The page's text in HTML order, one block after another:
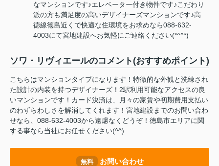
なマンションです♪エレベーター付き物件です♪こだわり
派の方も満足度の高いデザイナーズマンションです♪高
徳線徳島近くで快適な住環境をお求めなら088-632-
4003にて宮地建設へお気軽にご連絡ください(*^^*)
ソワ・リヴィエールのコメント(おすすめポイント)
こちらはマンションタイプになります！特徴的な外観と洗練され
た設計の内装を持つデザイナーズ！2駅利用可能なアクセスの良
いマンションです！カード決済は、月々の家賃や初期費用支払い
のわずらわしさを解消してくれます！宮地建設までのお問い合わ
せなら、088-632-4003から遠慮なくどうぞ！徳島市エリアに関
する事なら当社にお任せください(^^)
無料 お問い合わせ